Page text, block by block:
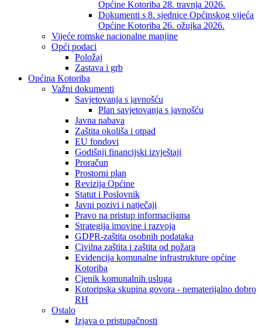
Općine Kotoriba 28. travnja 2026.
Dokumenti s 8. sjednice Općinskog vijeća
Općine Kotoriba 26. ožujka 2026.
Vijeće romske nacionalne manjine
Opći podaci
Položaj
Zastava i grb
Općina Kotoriba
Važni dokumenti
Savjetovanja s javnošću
Plan savjetovanja s javnošću
Javna nabava
Zaštita okoliša i otpad
EU fondovi
Godišnji financijski izvještaji
Proračun
Prostorni plan
Revizija Općine
Statut i Poslovnik
Javni pozivi i natječaji
Pravo na pristup informacijama
Strategija imovine i razvoja
GDPR-zaštita osobnih podataka
Civilna zaštita i zaštita od požara
Evidencija komunalne infrastrukture općine
Kotoriba
Cjenik komunalnih usluga
Kotoripska skupina govora - nematerijalno dobro
RH
Ostalo
Izjava o pristupačnosti